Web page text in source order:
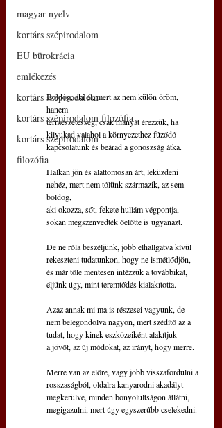
magyar nyelv
kortárs szépirodalom
EU bürokrácia
emlékezés
kortárs szépirodalom
kortárs szépirodalom filozófia
kortárs szépirodalom
filozófia
Boldog, aki él, mert az nem külön öröm,
hanem
természetesség, csak hiányát érezzük, ha
kilyukad valahol a környezethez fűződő
kapcsolatunk és beárad a gonoszság átka.
Halkan jön és alattomosan árt, leküzdeni
nehéz, mert nem tőlünk származik, az sem
boldog,
aki okozza, sőt, fekete hullám végpontja,
sokan megszenvedték őelőtte is ugyanazt.
De ne róla beszéljünk, jobb elhallgatva kívül
rekeszteni tudatunkon, hogy ne ismétlődjön,
és már tőle mentesen intézzük a továbbikat,
éljünk úgy, mint teremtődés kialakította.
Azaz annak mi ma is részesei vagyunk, de
nem belegondolva nagyon, mert szédítő az a
tudat, hogy kinek eszközeiként alakítjuk
a jövőt, az új módokat, az irányt, hogy merre.
Merre van az előre, vagy jobb visszafordulni a
rosszaságból, oldalra kanyarodni akadályt
megkerülve, minden bonyolultságon átlátni,
megigazulni, mert úgy egyszerűbb cselekedni.